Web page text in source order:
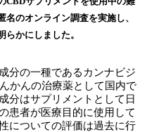
のオンライン調査を実施し、
かにしました。
分の一種であるカンナビジ
かんの治療薬として国内で
分はサプリメントとして日
患者が医療目的に使用して
についての評価は過去に行